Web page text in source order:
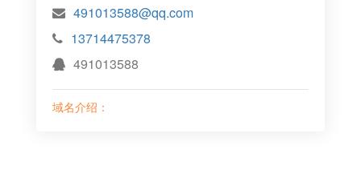
491013588@qq.com
13714475378
491013588
域名介绍：